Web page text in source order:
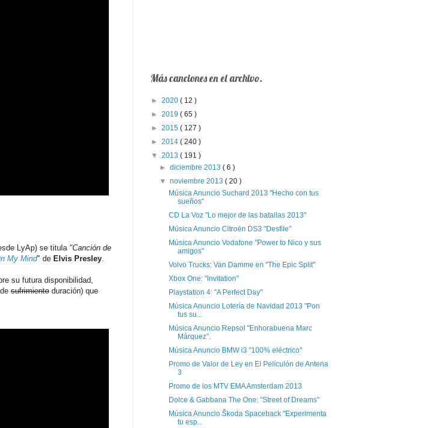
LyAp) se titula "Canción de
My Mind" de Elvis Presley.
su futura disponibilidad,
sufrimiento duración) que
Más canciones en el archivo.
► 2020 ( 12 )
► 2019 ( 65 )
► 2015 ( 127 )
► 2014 ( 240 )
▼ 2013 ( 191 )
►diciembre 2013( 6 )
▼noviembre 2013( 20 )
Música Anuncio Suchard 2013 "Hecho con tus
sueños"
CD La Voz "Lo mejor de las batallas 2013"
Música Anuncio Citroën DS3 "Desfile"
Música Anuncio Vodafone "Power to Nico y sus
amigos"
Volvo Trucks: Van Damme en "The Epic Split"
Xbox One: "Invitation"
Playstation 4: "A Perfect Day"
Música Anuncio Lotería de Navidad 2013 "Pon
tus su...
Música Anuncio Repsol "Enhorabuena Marc
Márquez".
Música Anuncio BMW i3 "100% eléctrico"
Promo de Valor de Ley en El Películón de Antena
3
Promo de los MTV EMA Amsterdam 2013
Dolce & Gabbana The One: "Street of Dreams"
Música Anuncio Škoda Spaceback "Experimenta
tu esp...